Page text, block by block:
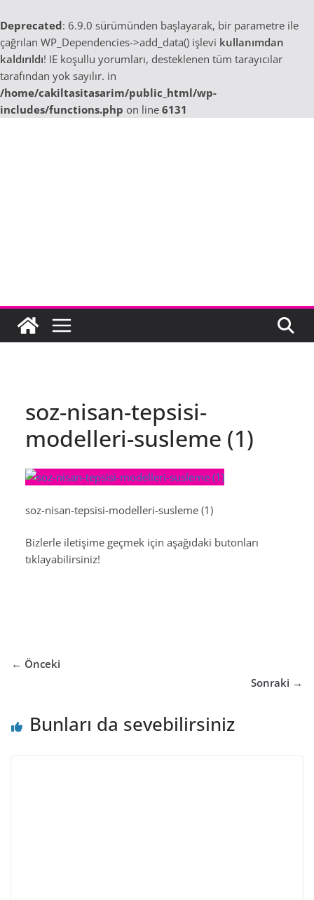
Deprecated: 6.9.0 sürümünden başlayarak, bir parametre ile
çağrılan WP_Dependencies->add_data() işlevi kullanımdan
kaldırıldı! IE koşullu yorumları, desteklenen tüm tarayıcılar
tarafından yok sayılır. in
/home/cakiltasitasarim/public_html/wp-
includes/functions.php on line 6131
soz-nisan-tepsisi-
modelleri-susleme (1)
soz-nisan-tepsisi-modelleri-susleme (1)
Bizlerle iletişime geçmek için aşağıdaki butonları
tıklayabilirsiniz!
← Önceki
Sonraki →
Bunları da sevebilirsiniz